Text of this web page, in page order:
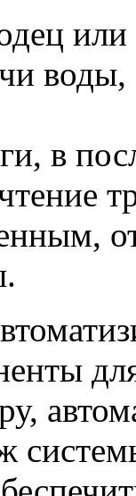
воды,
в